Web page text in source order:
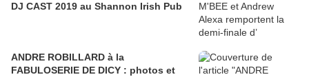
DJ CAST 2019 au Shannon Irish Pub
ANDRE ROBILLARD à la
FABULOSERIE DE DICY : photos et